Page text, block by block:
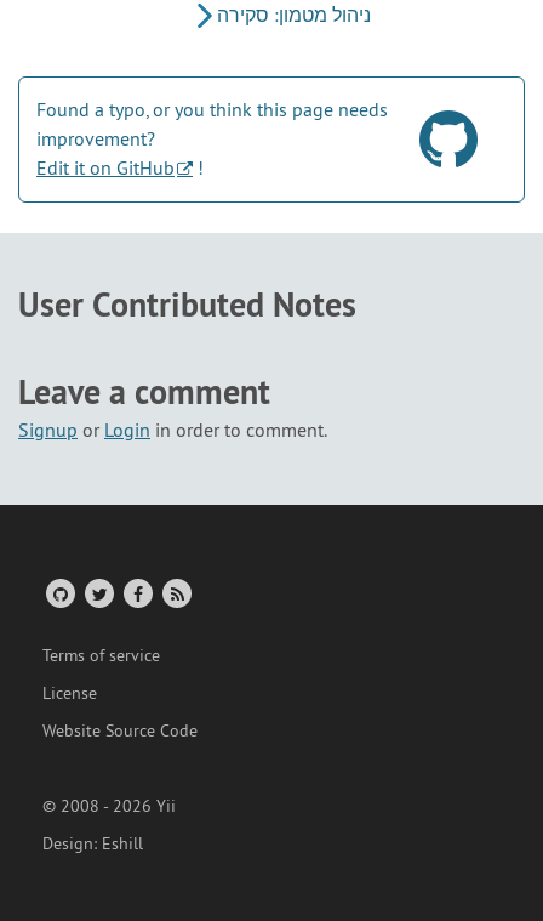
ניהול מטמון: סקירה
Found a typo, or you think this page needs
improvement?
Edit it on GitHub
!
User Contributed Notes
Leave a comment
Signup or Login in order to comment.
Terms of service
License
Website Source Code
© 2008 - 2026 Yii
Design: Eshill